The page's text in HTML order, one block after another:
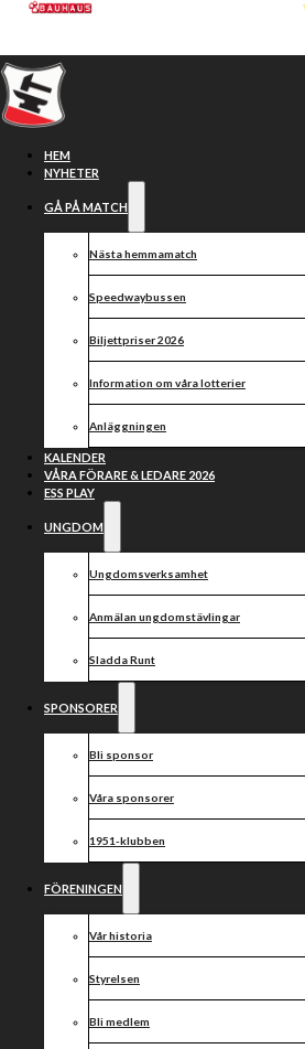
Hoppa till huvudinnehåll
HEM
NYHETER
GÅ PÅ MATCH
Nästa hemmamatch
Speedwaybussen
Biljettpriser 2026
Information om våra lotterier
Anläggningen
KALENDER
VÅRA FÖRARE & LEDARE 2026
ESS PLAY
UNGDOM
Ungdomsverksamhet
Anmälan ungdomstävlingar
Sladda Runt
SPONSORER
Bli sponsor
Våra sponsorer
1951-klubben
FÖRENINGEN
Vår historia
Styrelsen
Bli medlem
Smederna